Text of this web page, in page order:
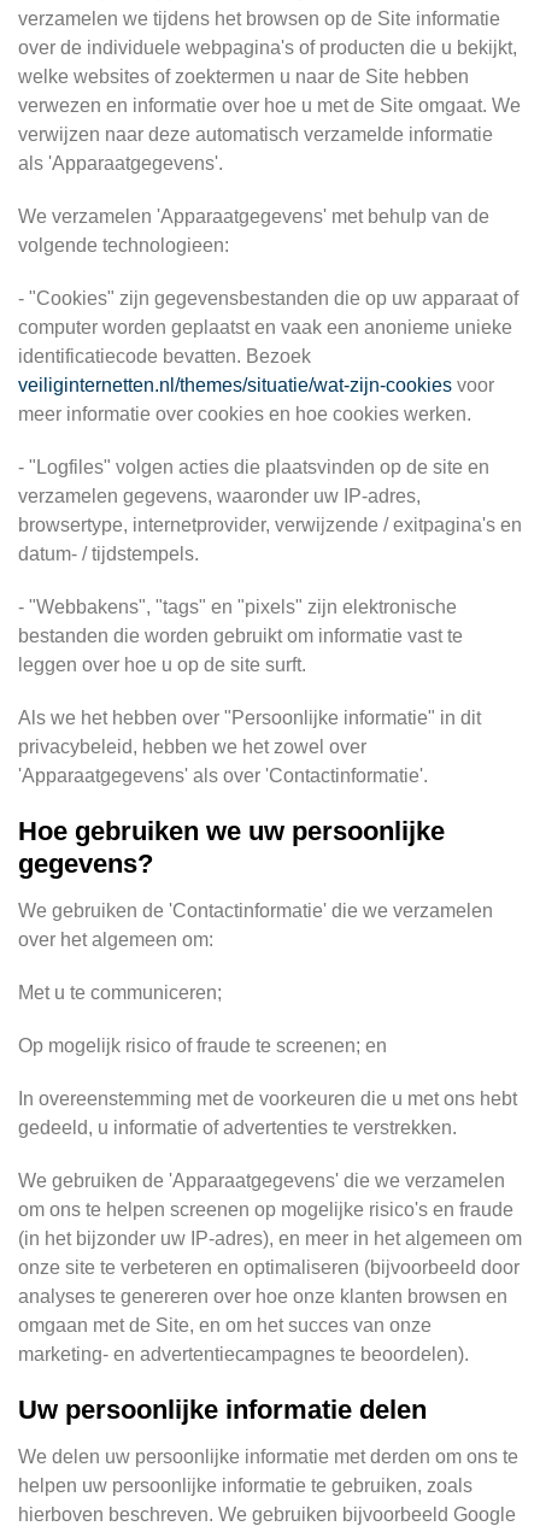
verzamelen we tijdens het browsen op de Site informatie
over de individuele webpagina's of producten die u bekijkt,
welke websites of zoektermen u naar de Site hebben
verwezen en informatie over hoe u met de Site omgaat. We
verwijzen naar deze automatisch verzamelde informatie
als 'Apparaatgegevens'.
We verzamelen 'Apparaatgegevens' met behulp van de
volgende technologieen:
- "Cookies" zijn gegevensbestanden die op uw apparaat of
computer worden geplaatst en vaak een anonieme unieke
identificatiecode bevatten. Bezoek
veiliginternetten.nl/themes/situatie/wat-zijn-cookies voor
meer informatie over cookies en hoe cookies werken.
- "Logfiles" volgen acties die plaatsvinden op de site en
verzamelen gegevens, waaronder uw IP-adres,
browsertype, internetprovider, verwijzende / exitpagina's en
datum- / tijdstempels.
- "Webbakens", "tags" en "pixels" zijn elektronische
bestanden die worden gebruikt om informatie vast te
leggen over hoe u op de site surft.
Als we het hebben over "Persoonlijke informatie" in dit
privacybeleid, hebben we het zowel over
'Apparaatgegevens' als over 'Contactinformatie'.
Hoe gebruiken we uw persoonlijke
gegevens?
We gebruiken de 'Contactinformatie' die we verzamelen
over het algemeen om:
Met u te communiceren;
Op mogelijk risico of fraude te screenen; en
In overeenstemming met de voorkeuren die u met ons hebt
gedeeld, u informatie of advertenties te verstrekken.
We gebruiken de 'Apparaatgegevens' die we verzamelen
om ons te helpen screenen op mogelijke risico's en fraude
(in het bijzonder uw IP-adres), en meer in het algemeen om
onze site te verbeteren en optimaliseren (bijvoorbeeld door
analyses te genereren over hoe onze klanten browsen en
omgaan met de Site, en om het succes van onze
marketing- en advertentiecampagnes te beoordelen).
Uw persoonlijke informatie delen
We delen uw persoonlijke informatie met derden om ons te
helpen uw persoonlijke informatie te gebruiken, zoals
hierboven beschreven. We gebruiken bijvoorbeeld Google